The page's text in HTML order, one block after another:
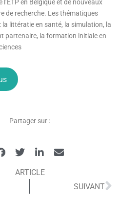
l’ETP en Belgique et de nouveaux
de recherche. Les thématiques
la littératie en santé, la simulation, la
partenaire, la formation initiale en
Partager sur :
ARTICLE
SUIVANT